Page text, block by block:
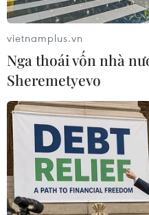
Ngày 11/9/2001, 4
với sức chứa gần
vietnamplus.vn
Nga thoái vốn nhà
Sheremetyevo